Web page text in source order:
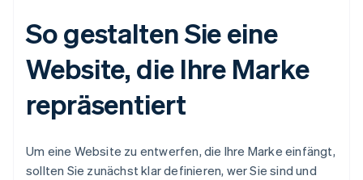
So gestalten Sie eine
Website, die Ihre Marke
repräsentiert
Um eine Website zu entwerfen, die Ihre Marke einfängt,
sollten Sie zunächst klar definieren, wer Sie sind und